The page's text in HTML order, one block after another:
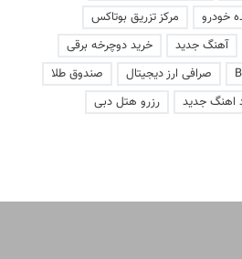
خودرو
مرکز تزریق بوتاکس
آهنگ جدید
خرید دوچرخه برقی
صرافی ارز دیجیتال
صندوق طلا
اهنگ جدید
رزرو هتل دبی